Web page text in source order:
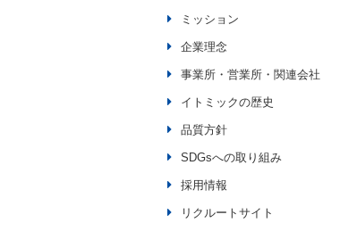
ミッション
企業理念
事業所・営業所・関連会社
イトミックの歴史
品質方針
SDGsへの取り組み
採用情報
リクルートサイト